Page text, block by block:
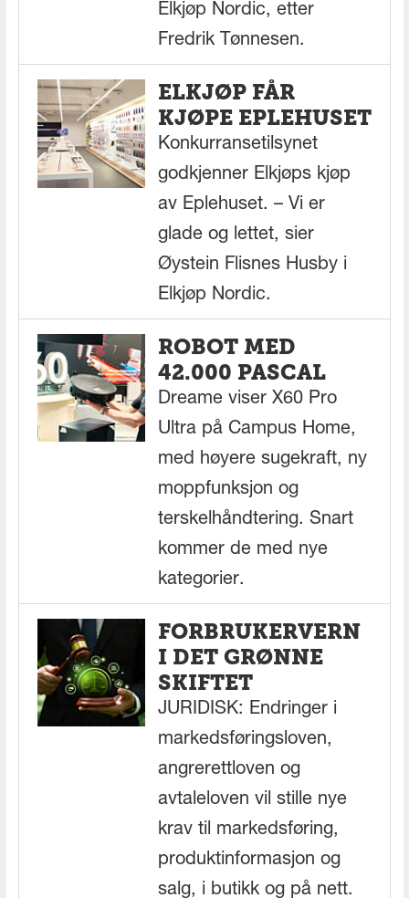
Elkjøp Nordic, etter
Fredrik Tønnesen.
ELKJØP FÅR
KJØPE EPLEHUSET
Konkurransetilsynet
godkjenner Elkjøps kjøp
av Eplehuset. – Vi er
glade og lettet, sier
Øystein Flisnes Husby i
Elkjøp Nordic.
ROBOT MED
42.000 PASCAL
Dreame viser X60 Pro
Ultra på Campus Home,
med høyere sugekraft, ny
moppfunksjon og
terskelhåndtering. Snart
kommer de med nye
kategorier.
FORBRUKERVERN
I DET GRØNNE
SKIFTET
JURIDISK: Endringer i
markedsføringsloven,
angrerettloven og
avtaleloven vil stille nye
krav til markedsføring,
produktinformasjon og
salg, i butikk og på nett.